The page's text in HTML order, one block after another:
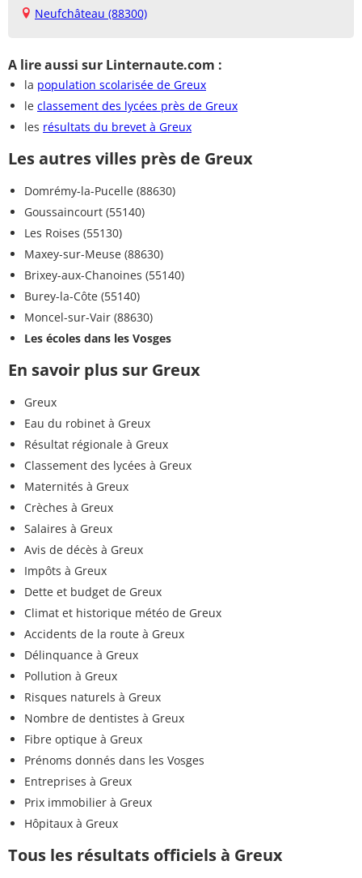
Neufchâteau (88300)
A lire aussi sur Linternaute.com :
la population scolarisée de Greux
le classement des lycées près de Greux
les résultats du brevet à Greux
Les autres villes près de Greux
Domrémy-la-Pucelle (88630)
Goussaincourt (55140)
Les Roises (55130)
Maxey-sur-Meuse (88630)
Brixey-aux-Chanoines (55140)
Burey-la-Côte (55140)
Moncel-sur-Vair (88630)
Les écoles dans les Vosges
En savoir plus sur Greux
Greux
Eau du robinet à Greux
Résultat régionale à Greux
Classement des lycées à Greux
Maternités à Greux
Crèches à Greux
Salaires à Greux
Avis de décès à Greux
Impôts à Greux
Dette et budget de Greux
Climat et historique météo de Greux
Accidents de la route à Greux
Délinquance à Greux
Pollution à Greux
Risques naturels à Greux
Nombre de dentistes à Greux
Fibre optique à Greux
Prénoms donnés dans les Vosges
Entreprises à Greux
Prix immobilier à Greux
Hôpitaux à Greux
Tous les résultats officiels à Greux